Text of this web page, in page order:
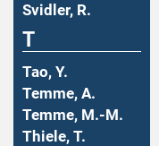
Svidler, R.
T
Tao, Y.
Temme, A.
Temme, M.-M.
Thiele, T.